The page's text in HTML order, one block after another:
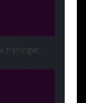
tréninget…